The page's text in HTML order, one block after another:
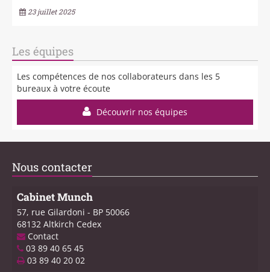
23 juillet 2025
Les équipes
Les compétences de nos collaborateurs dans les 5
bureaux à votre écoute
Découvrir nos équipes
Nous contacter
Cabinet Munch
57, rue Gilardoni - BP 50066
68132 Altkirch Cedex
Contact
03 89 40 65 45
03 89 40 20 02